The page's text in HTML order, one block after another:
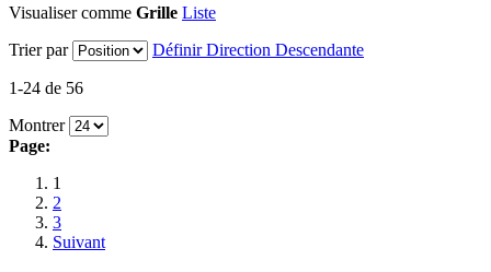
Visualiser comme Grille Liste
Trier par
Définir Direction Descendante
1-24 de 56
Montrer
Page:
1
2
3
Suivant